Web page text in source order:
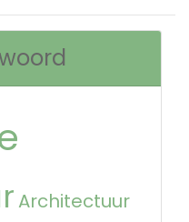
Architectuur